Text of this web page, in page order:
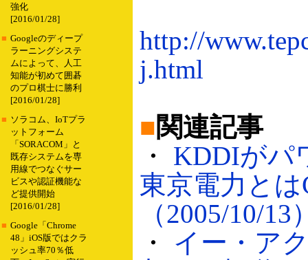
強化
[2016/01/28]
■ Googleのディープ
ラーニングシステ
ムによって、人工
知能が初めて囲碁
のプロ棋士に勝利
[2016/01/28]
■ ソラコム、IoTプラ
ットフォーム
「SORACOM」と
既存システムを専
用線でつなぐサー
ビスや認証機能な
ど提供開始
[2016/01/28]
■ Google「Chrome
48」iOS版ではクラ
ッシュ率70％低
http://
j.html
■関連記事
・ KDDIがパ
東京電力と
（2005/10/13
・ イー・ア